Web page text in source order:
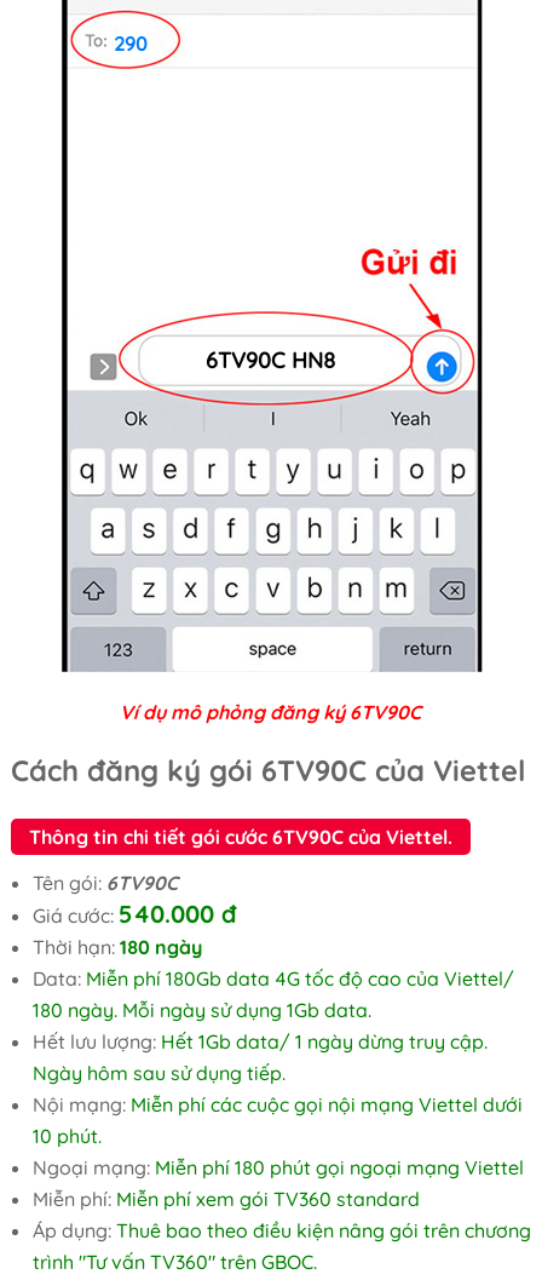
290
6TV90C HN8
Ví dụ mô phỏng đăng ký 6TV90C
Cách đăng ký gói 6TV90C của Viettel
Thông tin chi tiết gói cước 6TV90C của Viettel.
Tên gói: 6TV90C
Giá cước: 540.000 đ
Thời hạn: 180 ngày
Data: Miễn phí 180Gb data 4G tốc độ cao của Viettel/
180 ngày. Mỗi ngày sử dụng 1Gb data.
Hết lưu lượng:Hết 1Gb data/ 1 ngày dừng truy cập.
Ngày hôm sau sử dụng tiếp.
Nội mạng:Miễn phí các cuộc gọi nội mạng Viettel dưới
10 phút.
Ngoại mạng: Miễn phí 180 phút gọi ngoại mạng Viettel
Miễn phí:Miễn phí xem gói TV360 standard
Áp dụng: Thuê bao theo điều kiện nâng gói trên chương
trình "Tư vấn TV360" trên GBOC.